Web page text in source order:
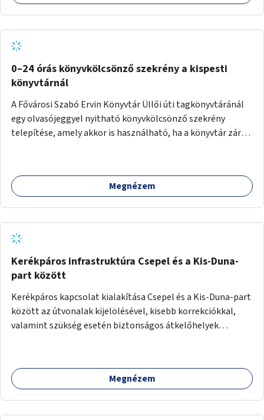
0–24 órás könyvkölcsönző szekrény a kispesti
könyvtárnál
A Fővárosi Szabó Ervin Könyvtár Üllői úti tagkönyvtáránál
egy olvasójeggyel nyitható könyvkölcsönző szekrény
telepítése, amely akkor is használható, ha a könyvtár zárva
Megnézem
Kerékpáros infrastruktúra Csepel és a Kis-Duna-
part között
Kerékpáros kapcsolat kialakítása Csepel és a Kis-Duna-part
között az útvonalak kijelölésével, kisebb korrekciókkal,
valamint szükség esetén biztonságos átkelőhelyek
Megnézem